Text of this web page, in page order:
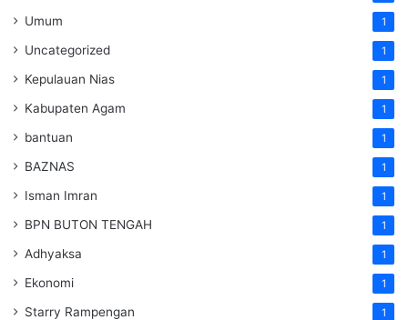
Umum 1
Uncategorized 1
Kepulauan Nias 1
Kabupaten Agam 1
bantuan 1
BAZNAS 1
Isman Imran 1
BPN BUTON TENGAH 1
Adhyaksa 1
Ekonomi 1
Starry Rampengan 1